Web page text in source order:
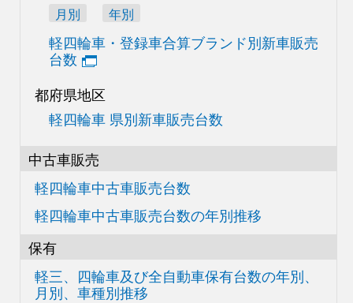
月別 年別
軽四輪車・登録車合算ブランド別新車販売
台数
都府県地区
軽四輪車 県別新車販売台数
中古車販売
軽四輪車中古車販売台数
軽四輪車中古車販売台数の年別推移
保有
軽三、四輪車及び全自動車保有台数の年別、
月別、車種別推移